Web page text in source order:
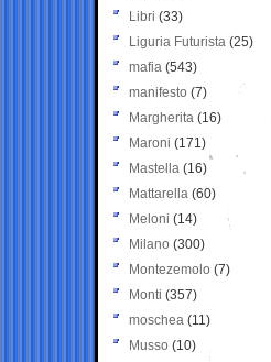
Libri (33)
Liguria Futurista (25)
mafia (543)
manifesto (7)
Margherita (16)
Maroni (171)
Mastella (16)
Mattarella (60)
Meloni (14)
Milano (300)
Montezemolo (7)
Monti (357)
moschea (11)
Musso (10)